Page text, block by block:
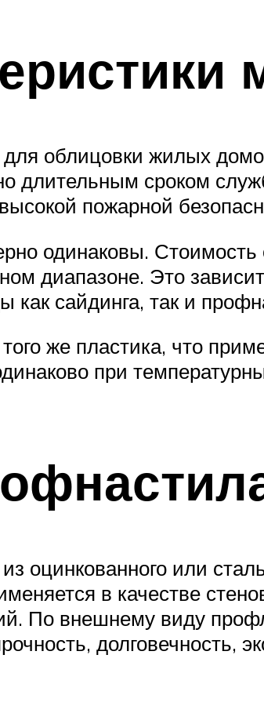
облицовки жилых
длительным сроком
пожарной
одинаковы.
диапазоне. Это
как сайдинга, так и
же пластика, что
при
оцинкованного или
в качестве
По внешнему виду
долговечность,